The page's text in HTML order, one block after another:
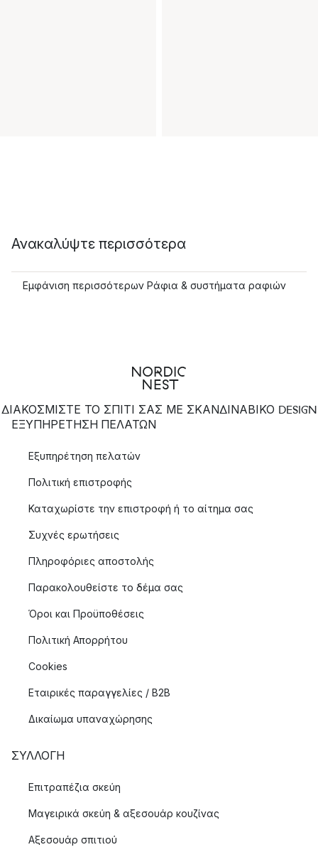
Ανακαλύψτε περισσότερα
Εμφάνιση περισσότερων Ράφια & συστήματα ραφιών
ΔΙΑΚΟΣΜΙΣΤΕ ΤΟ ΣΠΙΤΙ ΣΑΣ ΜΕ ΣΚΑΝΔΙΝΑΒΙΚΟ DESIGN
ΕΞΥΠΗΡΈΤΗΣΗ ΠΕΛΑΤΏΝ
Εξυπηρέτηση πελατών
Πολιτική επιστροφής
Καταχωρίστε την επιστροφή ή το αίτημα σας
Συχνές ερωτήσεις
Πληροφόριες αποστολής
Παρακολουθείστε το δέμα σας
Όροι και Προϋποθέσεις
Πολιτική Απορρήτου
Cookies
Εταιρικές παραγγελίες / B2B
Δικαίωμα υπαναχώρησης
ΣΥΛΛΟΓΉ
Επιτραπέζια σκεύη
Μαγειρικά σκεύη & αξεσουάρ κουζίνας
Αξεσουάρ σπιτιού